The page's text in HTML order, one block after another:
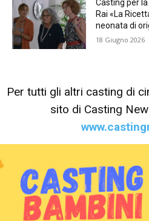
Casting per
Rai «La
neonata di
18 Giugno 2026
Per tutti gli altri casting di
sito di Casting